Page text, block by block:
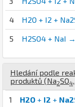
4 H2O + I2 +
5 H2SO4 + NaI →
Hledání podle
produktů (Na2SO4,
1 H2O + I2 +